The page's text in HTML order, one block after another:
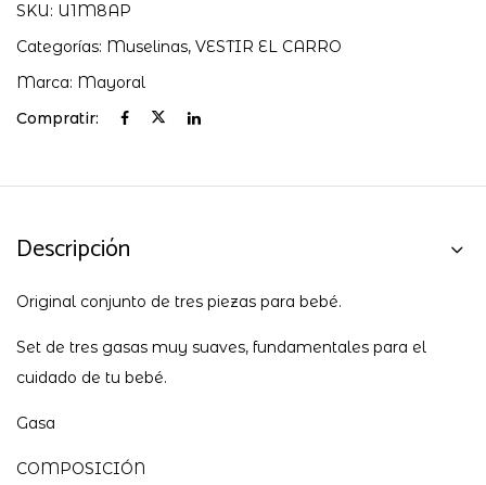
SKU: U1M8AP
Categorías: Muselinas, VESTIR EL CARRO
Marca: Mayoral
Compratir:
Descripción
Original conjunto de tres piezas para bebé.
Set de tres gasas muy suaves, fundamentales para el
cuidado de tu bebé.
Gasa
COMPOSICIÓN